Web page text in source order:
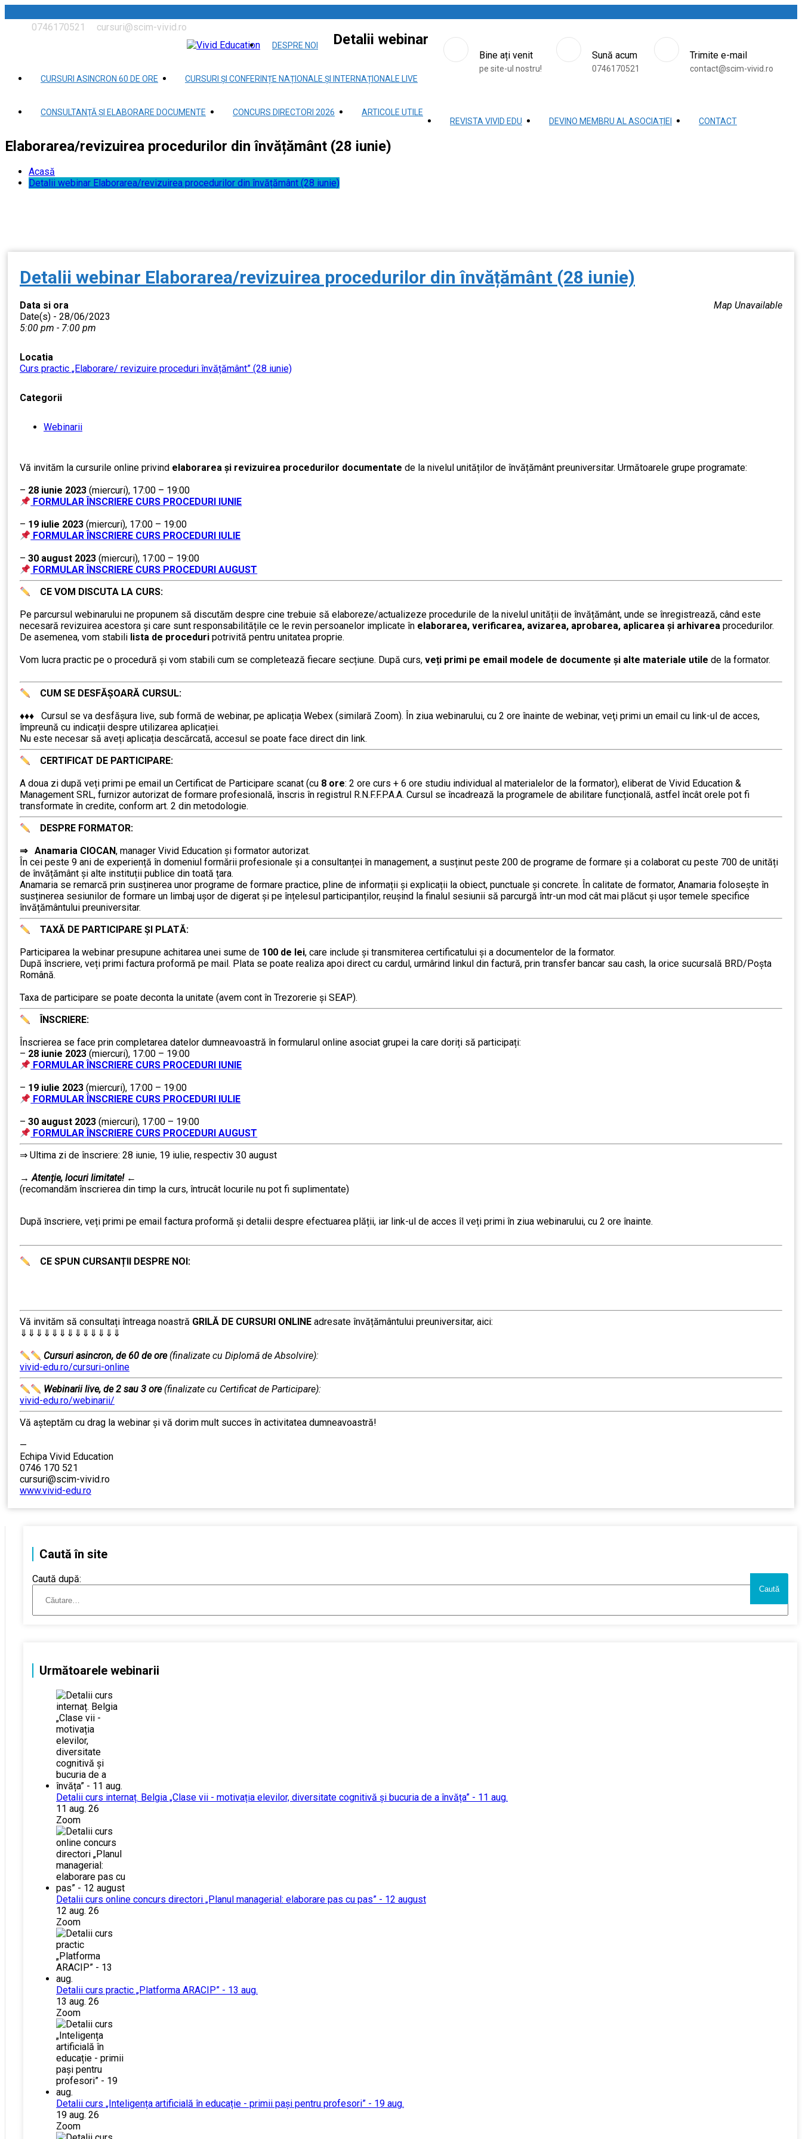
0746170521 cursuri@scim-vivid.ro
Bine ați venit
pe site-ul nostru!
Sună acum
0746170521
Trimite e-mail
contact@scim-vivid.ro
DESPRE NOI
CURSURI ASINCRON 60 DE ORE CURSURI ȘI CONFERINȚE NAȚIONALE ȘI INTERNAȚIONALE LIVE
CONSULTANŢĂ ȘI ELABORARE DOCUMENTE CONCURS DIRECTORI 2026
ARTICOLE UTILE
REVISTA VIVID EDU
DEVINO MEMBRU AL ASOCIAȚIEI CONTACT
Detalii webinar
Elaborarea/revizuirea procedurilor din învățământ (28 iunie)
Acasă
Detalii webinar Elaborarea/revizuirea procedurilor din învățământ (28 iunie)
Detalii webinar Elaborarea/revizuirea procedurilor din învățământ (28 iunie)
Map Unavailable
Data si ora
Date(s) - 28/06/2023
5:00 pm - 7:00 pm
Locatia
Curs practic „Elaborare/ revizuire proceduri învățământ” (28 iunie)
Categorii
Webinarii
Vă invităm la cursurile online privind elaborarea și revizuirea procedurilor documentate de la nivelul unităților de învățământ preuniversitar. Următoarele grupe programate:
– 28 iunie 2023 (miercuri), 17:00 – 19:00
FORMULAR ÎNSCRIERE CURS PROCEDURI IUNIE
– 19 iulie 2023 (miercuri), 17:00 – 19:00
FORMULAR ÎNSCRIERE CURS PROCEDURI IULIE
– 30 august 2023 (miercuri), 17:00 – 19:00
FORMULAR ÎNSCRIERE CURS PROCEDURI AUGUST
CE VOM DISCUTA LA CURS:
Pe parcursul webinarului ne propunem să discutăm despre cine trebuie să elaboreze/actualizeze procedurile de la nivelul unității de învățământ, unde se înregistrează, când este
necesară revizuirea acestora și care sunt responsabilitățile ce le revin persoanelor implicate în elaborarea, verificarea, avizarea, aprobarea, aplicarea și arhivarea procedurilor.
De asemenea, vom stabili lista de proceduri potrivită pentru unitatea proprie.
Vom lucra practic pe o procedură și vom stabili cum se completează fiecare secțiune. După curs, veți primi pe email modele de documente și alte materiale utile de la formator.
CUM SE DESFĂȘOARĂ CURSUL:
♦♦♦ Cursul se va desfășura live, sub formă de webinar, pe aplicația Webex (similară Zoom). În ziua webinarului, cu 2 ore înainte de webinar, veţi primi un email cu link-ul de acces,
împreună cu indicații despre utilizarea aplicației.
Nu este necesar să aveți aplicația descărcată, accesul se poate face direct din link.
CERTIFICAT DE PARTICIPARE:
A doua zi după veți primi pe email un Certificat de Participare scanat (cu 8 ore: 2 ore curs + 6 ore studiu individual al materialelor de la formator), eliberat de Vivid Education &
Management SRL, furnizor autorizat de formare profesională, înscris în registrul R.N.F.F.P.A.A. Cursul se încadrează la programele de abilitare funcțională, astfel încât orele pot fi
transformate în credite, conform art. 2 din metodologie.
DESPRE FORMATOR:
⇒ Anamaria CIOCAN, manager Vivid Education și formator autorizat.
În cei peste 9 ani de experiență în domeniul formării profesionale și a consultanței în management, a susținut peste 200 de programe de formare și a colaborat cu peste 700 de unități
de învățământ şi alte instituții publice din toată țara.
Anamaria se remarcă prin susținerea unor programe de formare practice, pline de informații și explicații la obiect, punctuale și concrete. În calitate de formator, Anamaria folosește în
susținerea sesiunilor de formare un limbaj ușor de digerat și pe înțelesul participanților, reușind la finalul sesiunii să parcurgă într-un mod cât mai plăcut și ușor temele specifice
învățământului preuniversitar.
TAXĂ DE PARTICIPARE ȘI PLATĂ:
Participarea la webinar presupune achitarea unei sume de 100 de lei, care include şi transmiterea certificatului și a documentelor de la formator.
După înscriere, veți primi factura proformă pe mail. Plata se poate realiza apoi direct cu cardul, urmârind linkul din factură, prin transfer bancar sau cash, la orice sucursală BRD/Poșta
Română.
Taxa de participare se poate deconta la unitate (avem cont în Trezorerie și SEAP).
ÎNSCRIERE:
Înscrierea se face prin completarea datelor dumneavoastră în formularul online asociat grupei la care doriți să participați:
– 28 iunie 2023 (miercuri), 17:00 – 19:00
FORMULAR ÎNSCRIERE CURS PROCEDURI IUNIE
– 19 iulie 2023 (miercuri), 17:00 – 19:00
FORMULAR ÎNSCRIERE CURS PROCEDURI IULIE
– 30 august 2023 (miercuri), 17:00 – 19:00
FORMULAR ÎNSCRIERE CURS PROCEDURI AUGUST
⇒ Ultima zi de înscriere: 28 iunie, 19 iulie, respectiv 30 august
→ Atenție, locuri limitate!←
(recomandăm înscrierea din timp la curs, întrucât locurile nu pot fi suplimentate)
După ȋnscriere, veți primi pe email factura proformă și detalii despre efectuarea plății, iar link-ul de acces îl veți primi în ziua webinarului, cu 2 ore înainte.
CE SPUN CURSANȚII DESPRE NOI:
Vă invităm să consultați întreaga noastră GRILĂ DE CURSURI ONLINE adresate învățământului preuniversitar, aici:
⇓⇓⇓⇓⇓⇓⇓⇓⇓⇓⇓⇓⇓
Cursuri asincron, de 60 de ore (finalizate cu Diplomă de Absolvire):
vivid-edu.ro/cursuri-online
Webinarii live, de 2 sau 3 ore(finalizate cu Certificat de Participare):
vivid-edu.ro/webinarii/
Vă aşteptăm cu drag la webinar şi vă dorim mult succes în activitatea dumneavoastră!
—
Echipa Vivid Education
0746 170 521
cursuri@scim-vivid.ro
www.vivid-edu.ro
Caută în site
Caută după:
Următoarele webinarii
Detalii curs internaț. Belgia „Clase vii - motivația elevilor, diversitate cognitivă și bucuria de a învăța” - 11 aug.
11 aug. 26
Zoom
Detalii curs online concurs directori „Planul managerial: elaborare pas cu pas” - 12 august
12 aug. 26
Zoom
Detalii curs practic „Platforma ARACIP” - 13 aug.
13 aug. 26
Zoom
Detalii curs „Inteligența artificială în educație - primii pași pentru profesori” - 19 aug.
19 aug. 26
Zoom